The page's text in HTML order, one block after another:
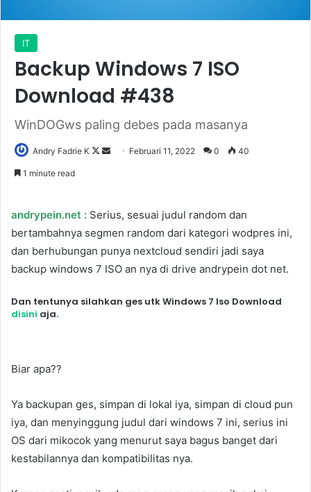
IT
Backup Windows 7 ISO
Download #438
WinDOGws paling debes pada masanya
Andry Fadrie K
Follow
Send Februari 11, 2022 0 40
1 minute read
andrypein.net : Serius, sesuai judul random dan
bertambahnya segmen random dari kategori wodpres ini,
dan berhubungan punya nextcloud sendiri jadi saya
backup windows 7 ISO an nya di drive andrypein dot net.
Dan tentunya silahkan ges utk Windows 7 Iso Download
disini aja.
Biar apa??
Ya backupan ges, simpan di lokal iya, simpan di cloud pun
iya, dan menyinggung judul dari windows 7 ini, serius ini
OS dari mikocok yang menurut saya bagus banget dari
kestabilannya dan kompatibilitas nya.